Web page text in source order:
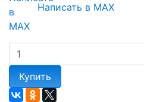
Написать в MAX
Купить